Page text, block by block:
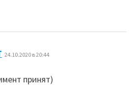
24.10.2020 в 20:44
принят)